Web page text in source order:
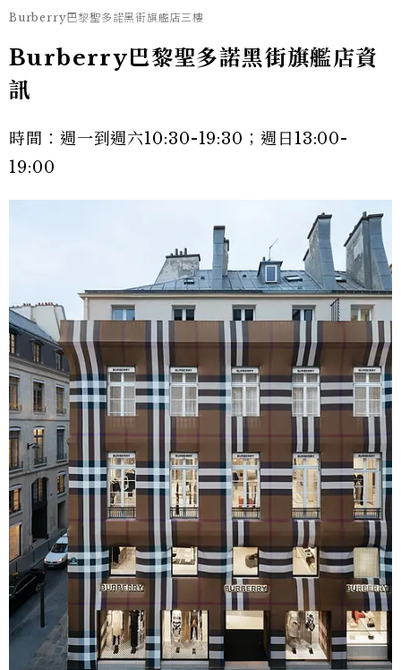
Burberry巴黎聖多諾黑街旗艦店三樓
Burberry巴黎聖多諾黑街旗艦店資
訊
時間：週一到週六10:30-19:30；週日13:00-
19:00